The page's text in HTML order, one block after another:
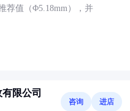
荐值（Φ5.18mm），并
限公司
咨询 进店